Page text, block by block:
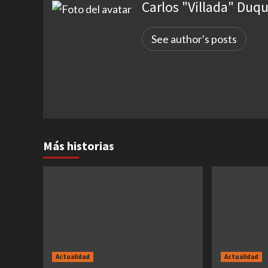
Carlos "Villada"
See author's posts
Más historias
Actualidad Actualidad